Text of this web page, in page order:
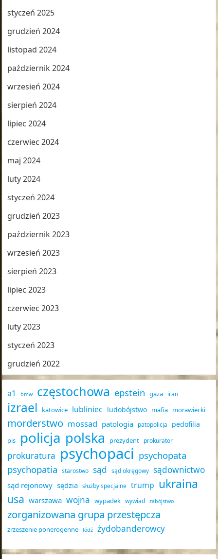
styczeń 2025
grudzień 2024
listopad 2024
październik 2024
wrzesień 2024
sierpień 2024
lipiec 2024
czerwiec 2024
maj 2024
luty 2024
styczeń 2024
grudzień 2023
październik 2023
wrzesień 2023
sierpień 2023
lipiec 2023
czerwiec 2023
luty 2023
styczeń 2023
grudzień 2022
a1 bmw częstochowa epstein gaza iran
izrael katowice lubliniec ludobójstwo mafia morawiecki
morderstwo mossad patologia patopolicja pedofilia
pis policja polska prezydent prokurator
prokuratura psychopaci psychopata
psychopatia
starostwo sąd sąd okręgowy sądownictwo
sąd rejonowy sędzia służby specjalne trump ukraina
usa warszawa wojna wypadek wywiad zabójstwo
zorganizowana grupa przestępcza
zrzeszenie ponerogenne łódź żydobanderowcy